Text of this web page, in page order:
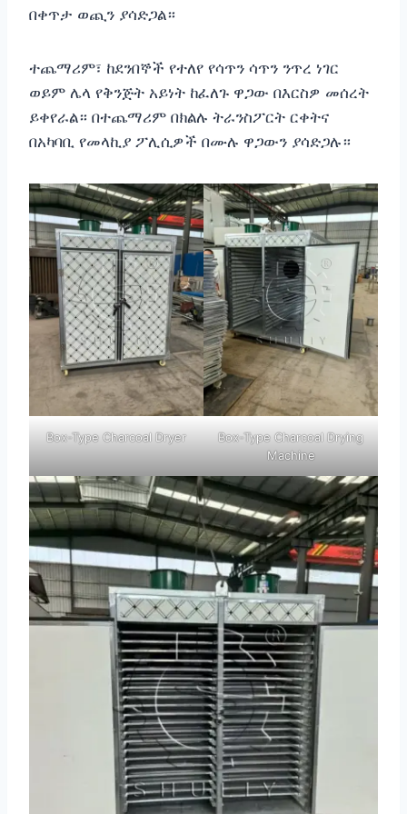
በቀጥታ ወጪን ያሳድጋል።
ተጨማሪም፣ ከደንበኞች የተለየ የሳጥን ሳጥን ንጥረ ነገር
ወይም ሌላ የቅንጅት አይነት ከፈለጉ ዋጋው በእርስዎ መሰረት
ይቀየራል። በተጨማሪም በክልሉ ትራንስፖርት ርቀትና
በአካባቢ የመላኪያ ፖሊሲዎች በሙሉ ዋጋውን ያሳድጋሉ።
Box-Type Charcoal Dryer
Box-Type Charcoal Drying
Machine